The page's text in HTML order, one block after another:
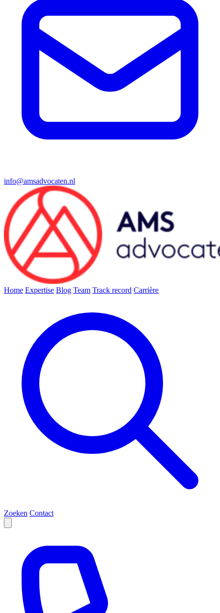
info@amsadvocaten.nl
Home Expertise Blog Team Track record Carrière
Zoeken Contact